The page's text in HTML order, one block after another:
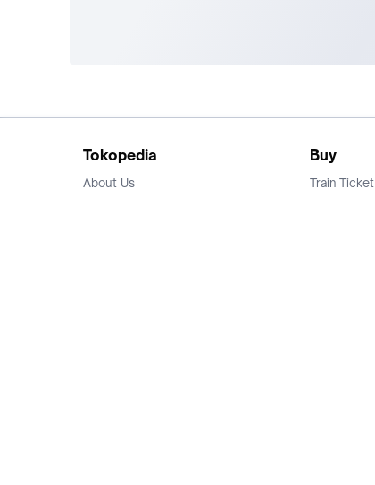
Tokopedia
About Us
Buy
Train Ticket